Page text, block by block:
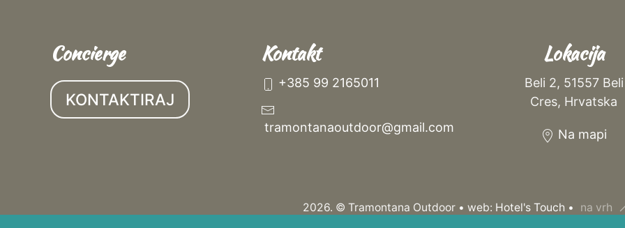
Concierge
KONTAKTIRAJ
Kontakt
+385 99 2165011
tramontanaoutdoor@gmail.com
Lokacija
Beli 2, 51557 Beli
Cres, Hrvatska
Na mapi
2026. © Tramontana Outdoor • web: Hotel's Touch • na vrh